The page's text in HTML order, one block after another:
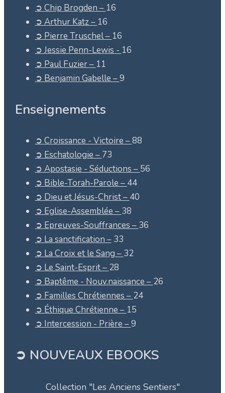
➲ Chip Brogden – 16
➲ Arthur Katz – 16
➲ Pierre Truschel – 16
➲ Jessie Penn-Lewis - 16
➲ Paul Fuzier – 11
➲ Benjamin Gabelle –9
Enseignements
➲ Croissance - Victoire –88
➲ Eschatologie – 73
➲ Apostasie - Séductions – 56
➲ Bible-Torah-Parole – 44
➲ Dieu et Jésus-Christ – 40
➲ Eglise-Assemblée – 38
➲ Epreuves-Souffrances – 36
➲ La sanctification – 33
➲ La Croix et le Sang – 32
➲ Le Saint-Esprit – 28
➲ Baptême - Nouv.naissance – 26
➲ Familles Chrétiennes – 24
➲ Éthique Chrétienne – 15
➲ Intercession - Prière –9
➲ NOUVEAUX EBOOKS
Collection "Les Anciens Sentiers"